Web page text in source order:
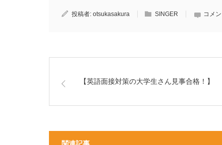
投稿者: otsukasakura SINGER コメ
【英語面接対策の大学生さん見事合格！】